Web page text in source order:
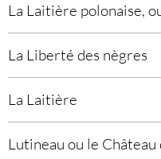
La Laitière polonaise,
La Liberté des nègres
La Laitière
Lutineau ou le